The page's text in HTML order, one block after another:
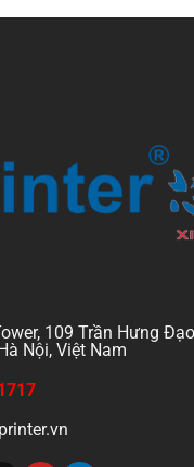
109 Trần Hưng
Nội, Việt Nam